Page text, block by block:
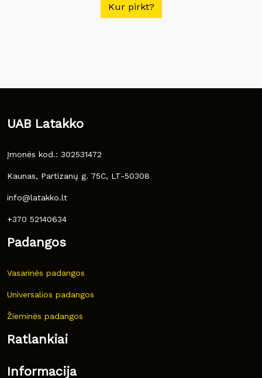
Kur pirkt?
UAB Latakko
Įmonės kod.: 302531472
Kaunas, Partizanų g. 75C, LT-50308
info@latakko.lt
+370 52140634
Padangos
Vasarinės padangos
Universalios padangos
Žieminės padangos
Ratlankiai
Informacija